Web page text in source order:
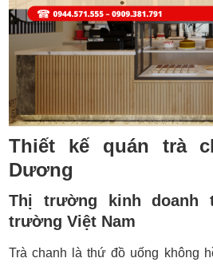
Thiết kế quán trà
Dương
Thị trường kinh doanh
trường Việt Nam
Trà chanh là thứ đồ uống không